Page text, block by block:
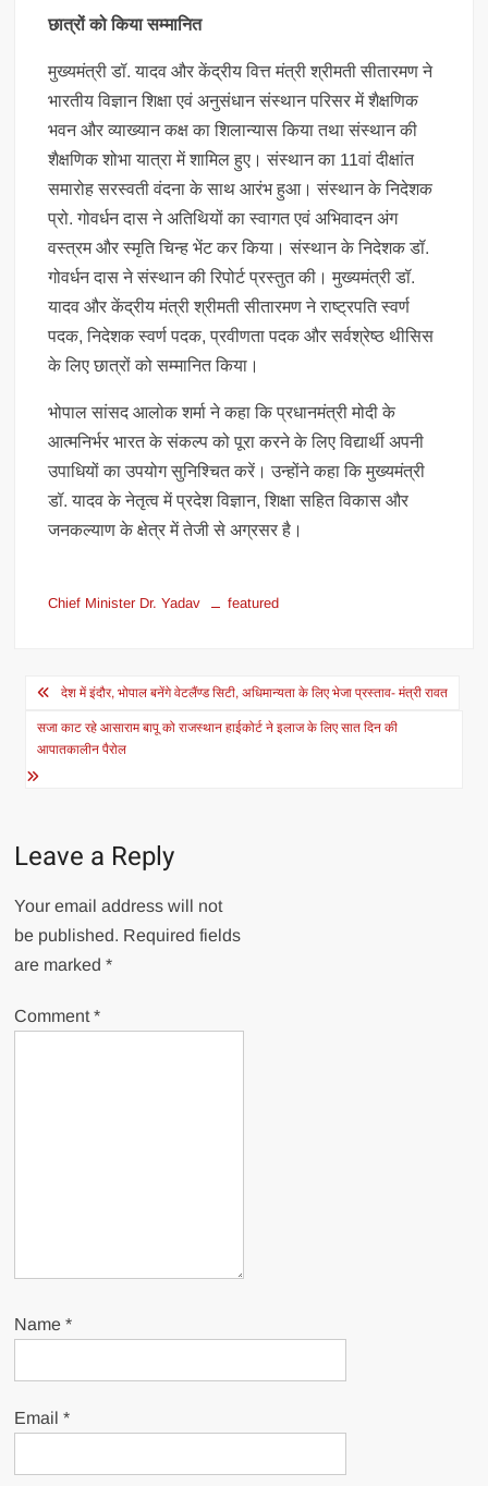
छात्रों को किया सम्मानित
मुख्यमंत्री डॉ. यादव और केंद्रीय वित्त मंत्री श्रीमती सीतारमण ने
भारतीय विज्ञान शिक्षा एवं अनुसंधान संस्थान परिसर में शैक्षणिक
भवन और व्याख्यान कक्ष का शिलान्यास किया तथा संस्थान की
शैक्षणिक शोभा यात्रा में शामिल हुए। संस्थान का 11वां दीक्षांत
समारोह सरस्वती वंदना के साथ आरंभ हुआ। संस्थान के निदेशक
प्रो. गोवर्धन दास ने अतिथियों का स्वागत एवं अभिवादन अंग
वस्त्रम और स्मृति चिन्ह भेंट कर किया। संस्थान के निदेशक डॉ.
गोवर्धन दास ने संस्थान की रिपोर्ट प्रस्तुत की। मुख्यमंत्री डॉ.
यादव और केंद्रीय मंत्री श्रीमती सीतारमण ने राष्ट्रपति स्वर्ण
पदक, निदेशक स्वर्ण पदक, प्रवीणता पदक और सर्वश्रेष्ठ थीसिस
के लिए छात्रों को सम्मानित किया।
भोपाल सांसद आलोक शर्मा ने कहा कि प्रधानमंत्री मोदी के
आत्मनिर्भर भारत के संकल्प को पूरा करने के लिए विद्यार्थी अपनी
उपाधियों का उपयोग सुनिश्चित करें। उन्होंने कहा कि मुख्यमंत्री
डॉ. यादव के नेतृत्व में प्रदेश विज्ञान, शिक्षा सहित विकास और
जनकल्याण के क्षेत्र में तेजी से अग्रसर है।
Chief Minister Dr. Yadav featured
Post
navigation
देश में इंदौर, भोपाल बनेंगे वेटलैंण्ड सिटी, अधिमान्यता के लिए भेजा प्रस्ताव- मंत्री रावत
सजा काट रहे आसाराम बापू को राजस्थान हाईकोर्ट ने इलाज के लिए सात दिन की
आपातकालीन पैरोल
Leave a Reply
Your email address will not
be published. Required fields
are marked*
Comment*
Name*
Email*